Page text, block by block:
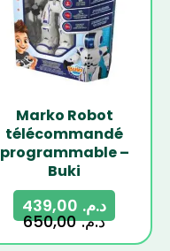
Marko Robot
télécommandé
programmable –
Buki
د.م.650,00
د.م.